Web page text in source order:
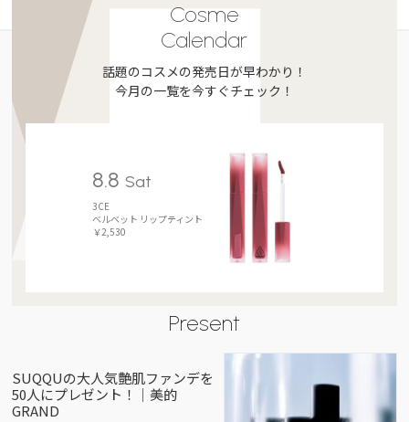
Cosme
Calendar
話題のコスメの発売日が早わかり！
今月の一覧を今すぐチェック！
8.8 Sat
3CE
ベルベット リップティント
￥2,530
Present
SUQQUの大人気艶肌ファンデを
50人にプレゼント！｜美的
GRAND